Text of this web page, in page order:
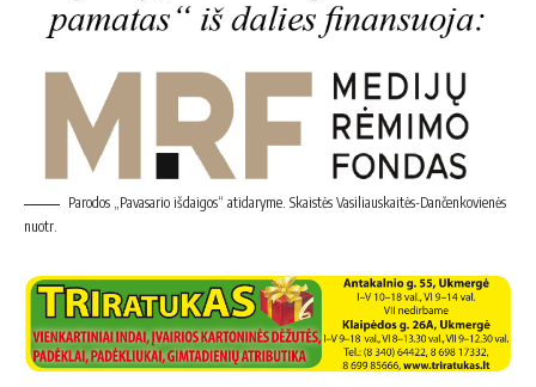
Parodos „Pavasario išdaigos“ atidaryme. Skaistės Vasiliauskaitės-Dančenkovienės
nuotr.